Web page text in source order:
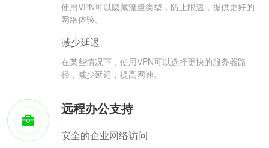
使用VPN可以隐藏流量类型，防止限速，提供更好的
网络体验。
减少延迟
在某些情况下，使用VPN可以选择更快的服务器路
径，减少延迟，提高网速。
远程办公支持
安全的企业网络访问